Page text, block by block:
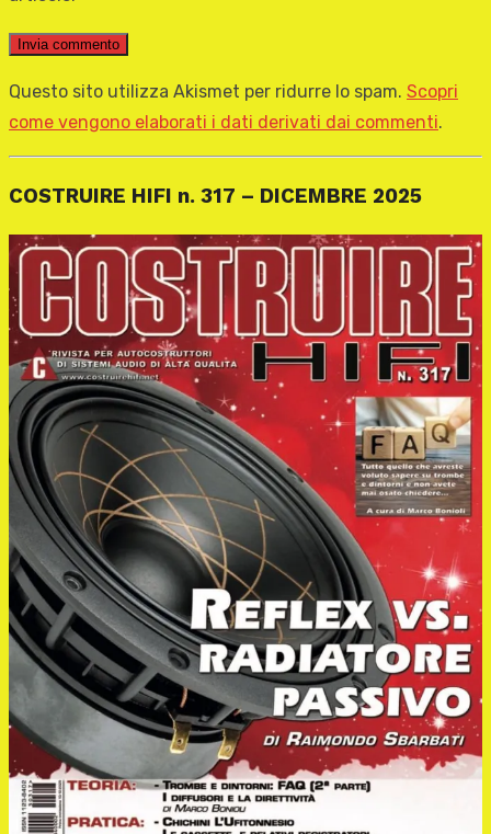
Questo sito utilizza Akismet per ridurre lo spam. Scopri
come vengono elaborati i dati derivati dai commenti.
COSTRUIRE HIFI n. 317 – DICEMBRE 2025